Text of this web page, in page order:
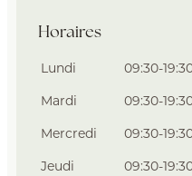
Horaires
Lundi
09:30-
Mardi
09:30-
Mercredi
09:30-
Jeudi
09:30-